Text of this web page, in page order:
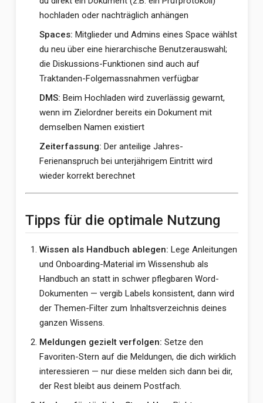
hochladen oder nachträglich anhängen
Spaces: Mitglieder und Admins eines Space wählst
du neu über eine hierarchische Benutzerauswahl;
die Diskussions-Funktionen sind auch auf
Traktanden-Folgemassnahmen verfügbar
DMS: Beim Hochladen wird zuverlässig gewarnt,
wenn im Zielordner bereits ein Dokument mit
demselben Namen existiert
Zeiterfassung: Der anteilige Jahres-
Ferienanspruch bei unterjährigem Eintritt wird
wieder korrekt berechnet
Tipps für die optimale Nutzung
Wissen als Handbuch ablegen: Lege Anleitungen
und Onboarding-Material im Wissenshub als
Handbuch an statt in schwer pflegbaren Word-
Dokumenten — vergib Labels konsistent, dann wird
der Themen-Filter zum Inhaltsverzeichnis deines
ganzen Wissens.
Meldungen gezielt verfolgen: Setze den
Favoriten-Stern auf die Meldungen, die dich wirklich
interessieren — nur diese melden sich dann bei dir,
der Rest bleibt aus deinem Postfach.